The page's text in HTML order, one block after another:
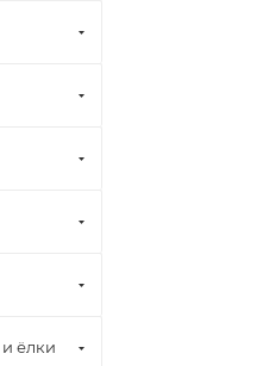
ёлки